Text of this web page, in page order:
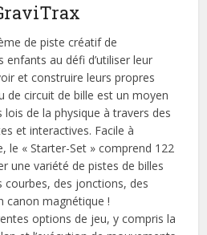
de piste créatif de
enfants au défi d’utiliser leur
et construire leurs propres
de circuit de bille est un moyen
lois de la physique à travers des
et interactives. Facile à
le « Starter-Set » comprend 122
une variété de pistes de billes
courbes, des jonctions, des
canon magnétique !
options de jeu, y compris la